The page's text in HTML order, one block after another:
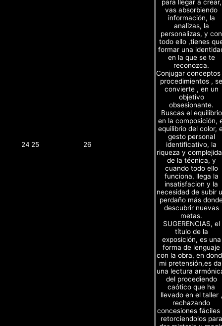
24 25 26
para llegar a crear,
vas absorbiendo
información, la
analizas, la
personalizas, y con
todo ello ,tienes
formar una
en la que se te
reconozca.
Conjugar
procedimientos , se
convierte , en un
objetivo
obsesionante.
Buscas el equilibrio
en la composición,
equilibrio del color,
gesto personal
identificativo, la
riqueza y
de la técnica, y
cuando todo ello
funciona, llega la
insatisfacion y la
necesidad de subir
perdaño más
descubrir nuevas
metas.
SUGERENCIAS, el
título de la
exposición, es una
forma de lenguaje
con la obra, en
mi pretensión,es
una lectura
del procediendo
caótico que ha
llevado en el taller ,
rechazando
concesiones fáciles
retorciendolos para